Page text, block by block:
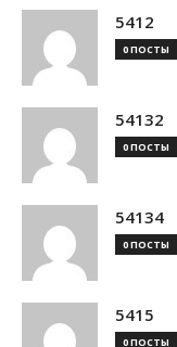
5412
0 ПОСТЫ
54132
0 ПОСТЫ
54134
0 ПОСТЫ
5415
0 ПОСТЫ